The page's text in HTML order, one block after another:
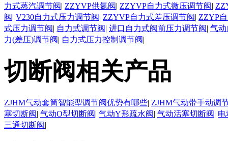
力式蒸汽调节阀| ZZYVP供氮阀| ZZYVP自力式微压调节阀|
阀| V230自力式压力调节阀| ZZYVP自力式差压调节阀| ZZYP
式压力调节阀| 自力式调节阀| 进口自力式阀前压力调节阀| 气
力(差压)调节阀| 自力式压力控制调节阀|
切断阀相关产品
ZJHM气动套筒智能型调节阀优势有哪些| ZJHM气动带手动调
塞切断阀| 气动O型切断阀| 气动Y形疏水阀| 气动活塞切断阀| 电
三通切断阀|